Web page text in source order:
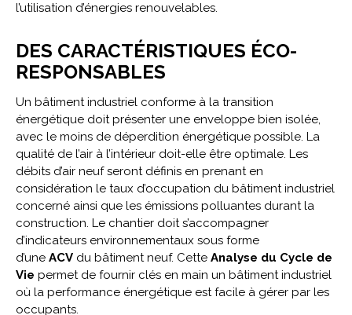
l’utilisation d’énergies renouvelables.
DES CARACTÉRISTIQUES ÉCO-
RESPONSABLES
Un bâtiment industriel conforme à la transition
énergétique doit présenter une enveloppe bien isolée,
avec le moins de déperdition énergétique possible. La
qualité de l’air à l’intérieur doit-elle être optimale. Les
débits d’air neuf seront définis en prenant en
considération le taux d’occupation du bâtiment industriel
concerné ainsi que les émissions polluantes durant la
construction. Le chantier doit s’accompagner
d’indicateurs environnementaux sous forme
d’une ACV du bâtiment neuf. Cette Analyse du Cycle de
Vie permet de fournir clés en main un bâtiment industriel
où la performance énergétique est facile à gérer par les
occupants.